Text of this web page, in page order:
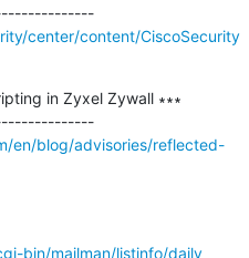
---------------------------------------------
center/content/CiscoSecurity
in Zyxel Zywall ∗∗∗
---------------------------------------------
en/blog/advisories/reflected-
bin/mailman/listinfo/daily